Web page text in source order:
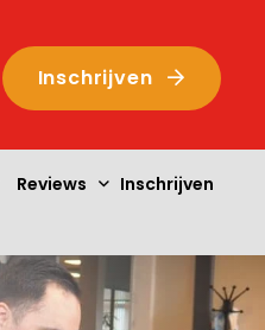
Inschrijven
Reviews
Inschrijven